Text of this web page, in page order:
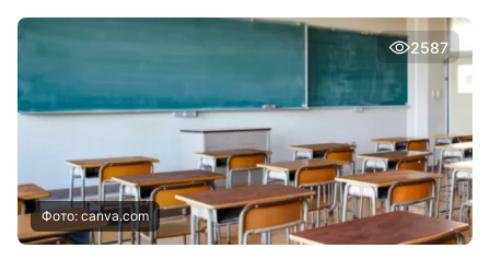
2587
Фото: canva.com